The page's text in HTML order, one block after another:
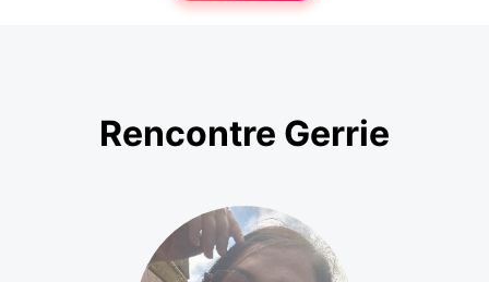
Rencontre Gerrie